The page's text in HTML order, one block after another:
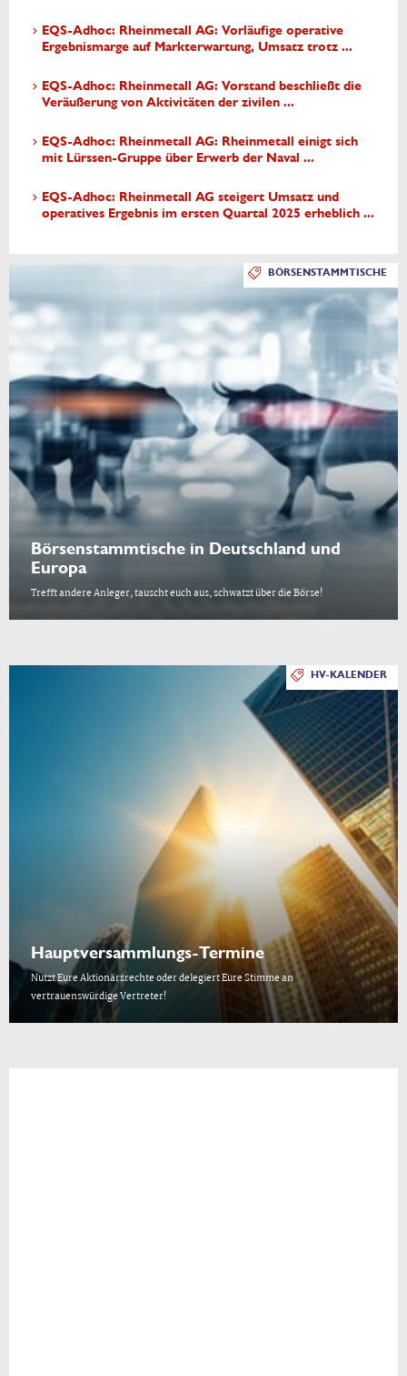
EQS-Adhoc: Rheinmetall AG: Vorläufige operative
Ergebnismarge auf Markterwartung, Umsatz trotz ...
EQS-Adhoc: Rheinmetall AG: Vorstand beschließt die
Veräußerung von Aktivitäten der zivilen ...
EQS-Adhoc: Rheinmetall AG: Rheinmetall einigt sich
mit Lürssen-Gruppe über Erwerb der Naval ...
EQS-Adhoc: Rheinmetall AG steigert Umsatz und
operatives Ergebnis im ersten Quartal 2025 erheblich ...
BÖRSENSTAMMTISCHE
Börsenstammtische in Deutschland und
Europa
Trefft andere Anleger, tauscht euch aus, schwatzt über die Börse!
HV-KALENDER
Hauptversammlungs-Termine
Nutzt Eure Aktionärsrechte oder delegiert Eure Stimme an
vertrauenswürdige Vertreter!